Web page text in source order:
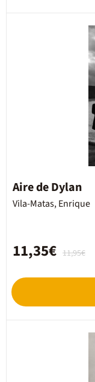
Aire de Dylan
Vila-Matas, Enrique
11,95€
11,35€